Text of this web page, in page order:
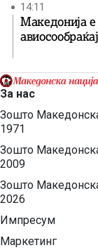
14:11
Македонија
За нас
Зошто
1971
Зошто
2009
Зошто
2026
Импресум
Маркетинг